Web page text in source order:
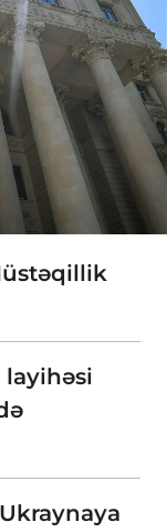
layihəsi